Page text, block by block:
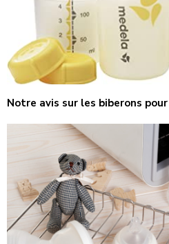
Notre avis sur les biberons